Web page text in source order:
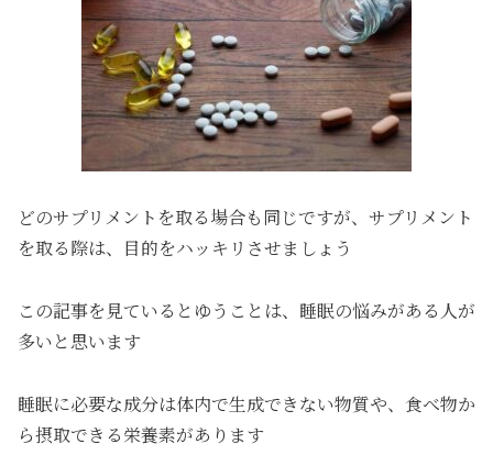
どのサプリメントを取る場合も同じですが、サプリメント
を取る際は、目的をハッキリさせましょう
この記事を見ているとゆうことは、睡眠の悩みがある人が
多いと思います
睡眠に必要な成分は体内で生成できない物質や、食べ物か
ら摂取できる栄養素があります